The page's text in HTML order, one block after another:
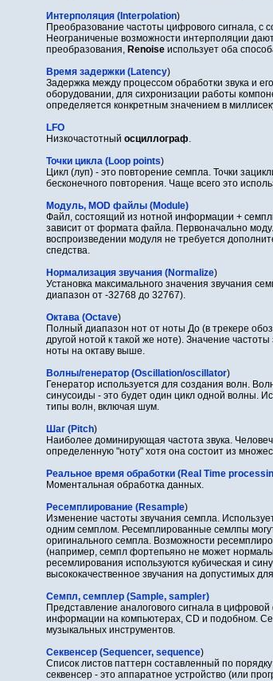
Интерполяция (Interpolation)
Преобразование частоты цифрового сигнала, с
Неограниченые возможности интерполяции
преобразования, Renoise использует оба
Время задержки (Latency)
Задержка между процессом обработки звука и
оборудовании, для сихронизации работы
определяется конкретным значением в
LFO
Низкочастотный осциллограф.
Точки цикла (Loop points)
Цикл (луп) - это повторение семпла. Точки
бесконечного повторения. Чаще всего это
Модуль, MOD файлы (Module)
Файл, состоящий из нотной информации +
зависит от формата файла. Первоначально
воспроизведении модуля не требуется
спедства.
Нормализация звучания (Normalize)
Установка максимального значения звучания
диапазон от -32768 до 32767).
Октава (Octave)
Полный диапазон нот от ноты До (в трекере
другой нотой к такой же ноте). Значение
ноты на октаву выше.
Волны/генератор (Oscillation/oscillator)
Генератор используется для создания волн.
синусоиды - это будет один цикл одной волны.
типы волн, включая шум.
Шаг (Pitch)
Наиболее доминирующая частота звука.
определенную "ноту" хотя она состоит из
Реальное время обработки (Real Time
Моментальная обработка данных.
Ресемплирование (Resample)
Изменение частоты звучания семпла.
одним семплом. Ресемплированные семлпы
оригинального семпла. Возможности
(например, семпл фортепьяно не может
ресемлирования используются кубическая и
высококачественное звучания на допустимых
Семпл, семплер (Sample, sampler)
Представление аналогового сигнала в
информации на компьютерах, CD и подобном.
музыкальных инструментов.
Секвенсер (Sequencer, sequence)
Список листов паттерн составленный по
секвенсер - это аппаратное устройство (или